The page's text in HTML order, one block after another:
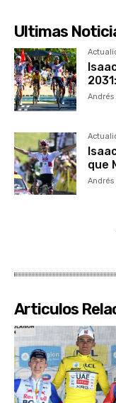
Ultimas
Andrés
que
Andrés
Articulos